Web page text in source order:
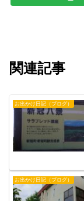
関連記事
お出かけ日記（ブログ）
お出かけ日記（ブログ）